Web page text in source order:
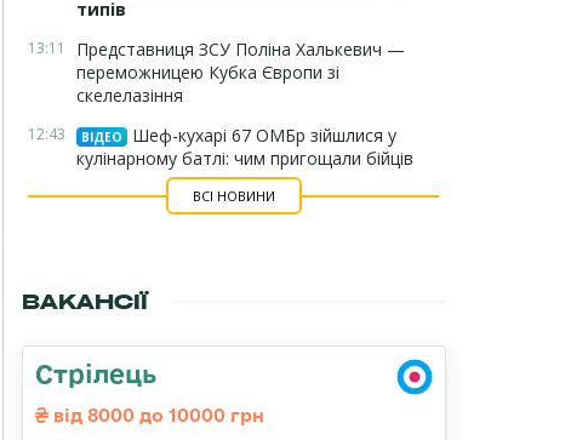
типів
13:11
Представниця ЗСУ Поліна Халькевич —
переможницею Кубка Європи зі
скелелазіння
12:43 ВІДЕО
Шеф-кухарі 67 ОМБр зійшлися у
кулінарному батлі: чим пригощали бійців
ВСІ НОВИНИ
ВАКАНСІЇ
Стрілець
від 8000 до 10000 грн